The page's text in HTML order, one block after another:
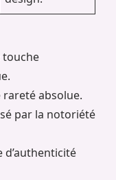
touche
absolue.
par la notoriété
d’authenticité